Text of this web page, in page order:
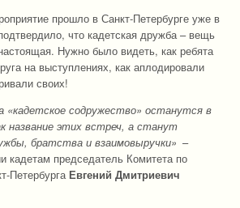
прошло в Санкт-Петербурге уже в
что кадетская дружба – вещь
Нужно было видеть, как ребята
на выступлениях, как аплодировали
своих!
«кадетское содружество» останутся в
название этих встреч, а станут
братства и взаимовыручки» –
кадетам председатель Комитета по
Петербурга Евгений Дмитриевич